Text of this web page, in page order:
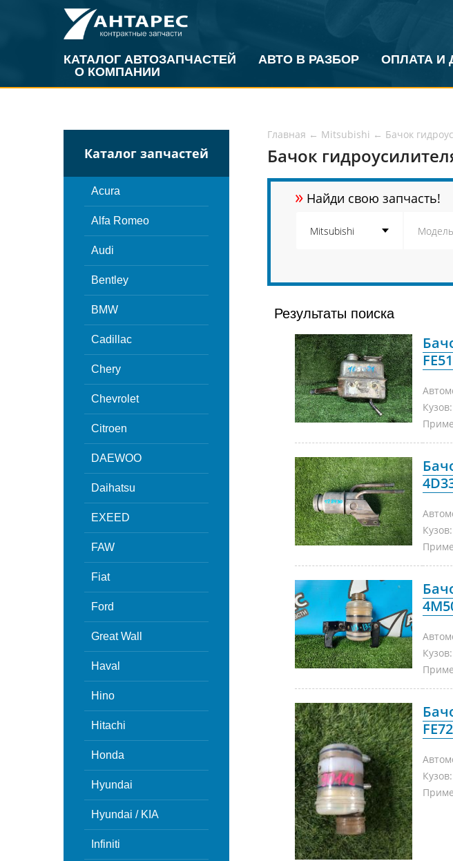
КАТАЛОГ АВТОЗАПЧАСТЕЙ АВТО В РАЗБОР
ОПЛАТА И
О КОМПАНИИ
Каталог запчастей
Acura
Alfa Romeo
Audi
Bentley
BMW
Cadillac
Chery
Chevrolet
Citroen
DAEWOO
Daihatsu
EXEED
FAW
Fiat
Ford
Great Wall
Haval
Hino
Hitachi
Honda
Hyundai
Hyundai / KIA
Infiniti
Главная ← Mitsubishi ← Бачок
Бачок
» Найди свою запчасть!
Результаты поиска
Кузов:
Кузов:
Кузов:
Кузов: